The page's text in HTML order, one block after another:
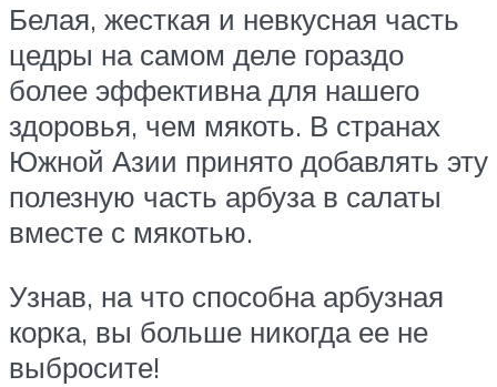
Белая, жесткая и невкусная часть
цедры на самом деле гораздо
более эффективна для нашего
здоровья, чем мякоть. В странах
Южной Азии принято добавлять эту
полезную часть арбуза в салаты
вместе с мякотью.
Узнав, на что способна арбузная
корка, вы больше никогда ее не
выбросите!